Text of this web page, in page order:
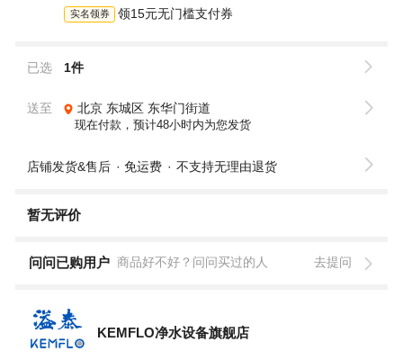
实名领券 领15元无门槛支付券
已选 1件
送至 北京 东城区 东华门街道
现在付款，预计48小时内为您发货
店铺发货&售后 免运费 不支持无理由退货
暂无评价
问问已购用户 商品好不好？问问买过的人 去提问
KEMFLO净水设备旗舰店